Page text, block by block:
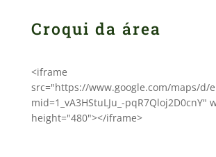
Croqui da área
<iframe
src="https://www.google.com/maps/d/
mid=1_vA3HStuLJu_-pqR7Qloj2D0cnY"
height="480"></iframe>